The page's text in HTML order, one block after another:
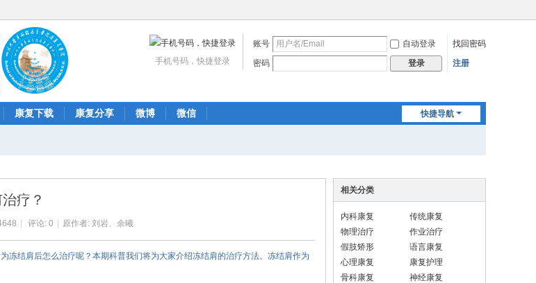
账号 自动登录
找回密码
密码
登录 注册
手机号码，快捷登录
快捷导航
康复下载 康复分享 微博 微信
疗？
评论: 0 原作者: 刘岩、余曦
冻结肩后怎么治疗呢？本期科普我们将为大家介绍冻结肩的治疗方法。冻结肩作为
相关分类
内科康复
传统康复
物理治疗
作业治疗
假肢矫形
语言康复
心理康复
康复护理
骨科康复
神经康复